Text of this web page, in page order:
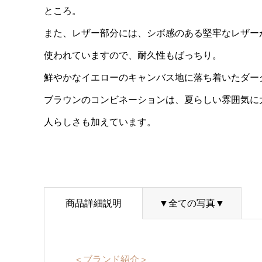
ところ。
また、レザー部分には、シボ感のある堅牢なレザー
使われていますので、耐久性もばっちり。
鮮やかなイエローのキャンバス地に落ち着いたダー
ブラウンのコンビネーションは、夏らしい雰囲気に
人らしさも加えています。
商品詳細説明 ▼全ての写真▼
＜ブランド紹介＞